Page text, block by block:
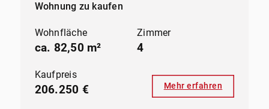
Wohnung zu kaufen
Wohnfläche
ca. 82,50 m²
Zimmer
4
Kaufpreis
206.250 € Mehr erfahren